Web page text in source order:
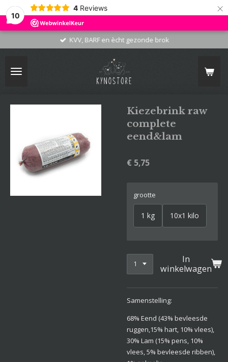
10
4 Reviews ×
KVV, BARF en ècht gezonde brok
Kiezebrink raw
complete
eend&lam
€ 5,75
grootte
1 kg 10x1 kilo
In
winkelwagen
Samenstelling:
68% Eend (43% bevleesde
ruggen,15% hart, 10% vlees),
30% Lam (15% pens, 10%
vlees, 5% bevleesde ribben),